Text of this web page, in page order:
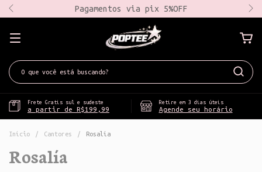
Pagamentos via pix 5%OFF
Frete Gratis sul e sudeste
a partir de R$199,99
Retire em 3 dias úteis
Agende seu horário
Início / Cantores / Rosalía
Rosalía